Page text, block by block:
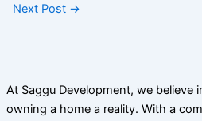
Next Post →
At Saggu Development, we believe
owning a home a reality. With a